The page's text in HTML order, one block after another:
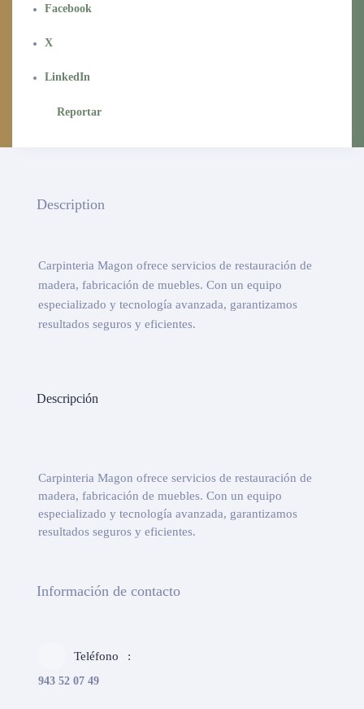
Facebook
X
LinkedIn
Reportar
Description
Carpinteria Magon ofrece servicios de restauración de
madera, fabricación de muebles. Con un equipo
especializado y tecnología avanzada, garantizamos
resultados seguros y eficientes.
Descripción
Carpinteria Magon ofrece servicios de restauración de
madera, fabricación de muebles. Con un equipo
especializado y tecnología avanzada, garantizamos
resultados seguros y eficientes.
Información de contacto
Teléfono
943 52 07 49